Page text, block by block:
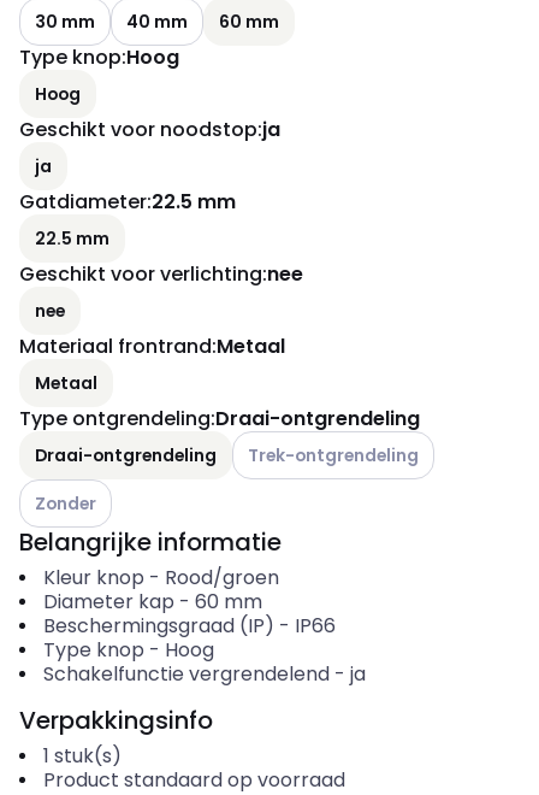
30 mm 40 mm 60 mm
Type knop:Hoog
Hoog
Geschikt voor noodstop:ja
ja
Gatdiameter:22.5 mm
22.5 mm
Geschikt voor verlichting:nee
nee
Materiaal frontrand:Metaal
Metaal
Type ontgrendeling:Draai-ontgrendeling
Draai-ontgrendeling Andere varianten (Huidige
Trek-ontgrendeling
Andere varianten (Huidige combinatie niet mogelijk)
Zonder
Belangrijke informatie
Kleur knop - Rood/groen
Diameter kap - 60 mm
Beschermingsgraad (IP) - IP66
Type knop - Hoog
Schakelfunctie vergrendelend- ja
Verpakkingsinfo
1 stuk(s)
Product standaard op voorraad